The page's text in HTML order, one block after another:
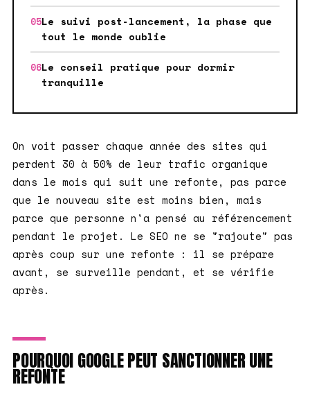
Le suivi post-lancement, la phase que
tout le monde oublie
Le conseil pratique pour dormir
tranquille
On voit passer chaque année des sites qui
perdent 30 à 50% de leur trafic organique
dans le mois qui suit une refonte, pas parce
que le nouveau site est moins bien, mais
parce que personne n'a pensé au référencement
pendant le projet. Le SEO ne se "rajoute" pas
après coup sur une refonte : il se prépare
avant, se surveille pendant, et se vérifie
après.
POURQUOI GOOGLE PEUT SANCTIONNER UNE
REFONTE